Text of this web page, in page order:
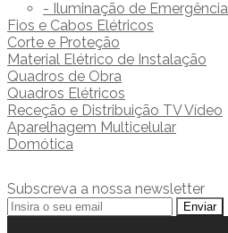
- Iluminação de Emergência
Fios e Cabos Elétricos
Corte e Proteção
Material Elétrico de Instalação
Quadros de Obra
Quadros Elétricos
Receção e Distribuição TV Vídeo
Aparelhagem Multicelular
Domótica
Subscreva a nossa newsletter